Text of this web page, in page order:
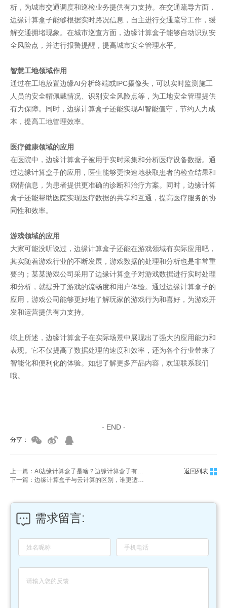
析，为城市交通调度和巡检业务提供有力支持。在交通疏导方面，
边缘计算盒子能够根据实时路况信息，自主进行交通疏导工作，缓
解交通拥堵现象。在城市巡查方面，边缘计算盒子能够自动识别安
全风险点，并进行报警提醒，提高城市安全管理水平。
智慧工地领域作用
通过在工地放置边缘AI分析终端或IPC摄像头，可以实时监测施工
人员的安全帽佩戴情况、识别安全风险点等，为工地安全管理提供
有力保障。同时，边缘计算盒子还能实现AI智能值守，节约人力成
本，提高工地管理效率。
医疗健康领域的应用
在医院中，边缘计算盒子被用于实时采集和分析医疗设备数据。通
过边缘计算盒子的应用，医生能够更快速地获取患者的检查结果和
病情信息，为患者提供更准确的诊断和治疗方案。同时，边缘计算
盒子还能帮助医院实现医疗数据的共享和互通，提高医疗服务的协
同性和效率。
游戏领域的应用
大家可能没听说过，边缘计算盒子还能在游戏领域有实际应用吧，
其实随着游戏行业的不断发展，游戏数据的处理和分析也是非常重
要的；某某游戏公司采用了边缘计算盒子对游戏数据进行实时处理
和分析，就提升了游戏的流畅度和用户体验。通过边缘计算盒子的
应用，游戏公司能够更好地了解玩家的游戏行为和喜好，为游戏开
发和运营提供有力支持。
综上所述，边缘计算盒子在实际场景中展现出了强大的应用能力和
表现。它不仅提高了数据处理的速度和效率，还为各个行业带来了
智能化和便利化的体验。如想了解更多产品内容，欢迎联系我们
哦。
- END -
分享：
上一篇：AI边缘计算盒子是啥？边缘计算盒子有什么功能？
返回列表
下一篇：边缘计算盒子与云计算的区别，谁更适合您的业务需求？
需求留言: